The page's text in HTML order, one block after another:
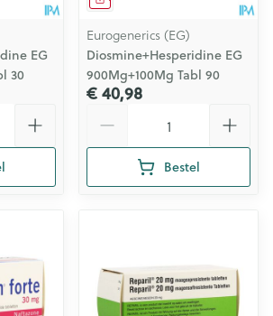
EG
30
Eurogenerics (EG)
Diosmine+Hesperidine EG
900Mg+100Mg Tabl 90
€ 40,98
Bestel